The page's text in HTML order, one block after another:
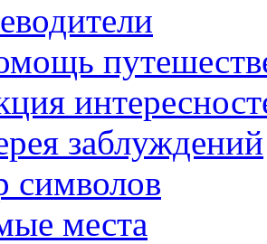
заблуждений
места